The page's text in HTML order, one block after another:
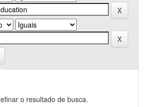
o resultado de busca.